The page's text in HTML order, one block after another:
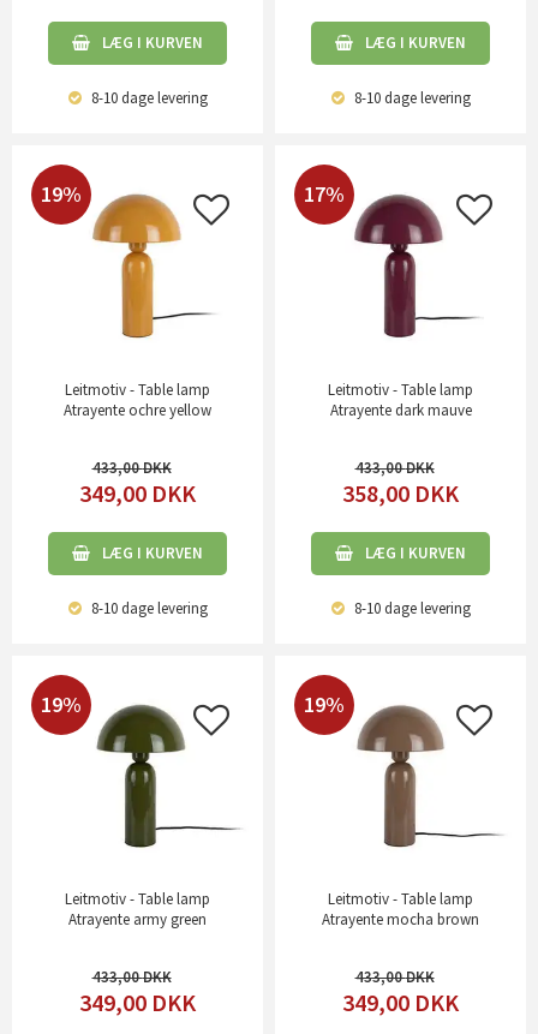
LÆG I KURVEN
8-10 dagelevering
LÆG I KURVEN
8-10 dagelevering
19%
Leitmotiv - Table lamp
Atrayente ochre yellow
433,00
349,00 DKK
LÆG I KURVEN
8-10 dagelevering
17%
Leitmotiv - Table lamp
Atrayente dark mauve
433,00
358,00 DKK
LÆG I KURVEN
8-10 dagelevering
19%
Leitmotiv - Table lamp
Atrayente army green
433,00
349,00 DKK
19%
Leitmotiv - Table lamp
Atrayente mocha brown
433,00
349,00 DKK